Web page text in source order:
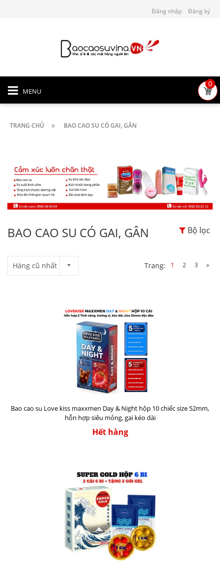
Đăng nhập Đăng ký
MENU
0
TRANG CHỦ BAO CAO SU CÓ GAI, GÂN
BAO CAO SU CÓ GAI, GÂN Bộ lọc
Hàng cũ nhất Trang: 1 2 3 »
Bao cao su Love kiss maxxmen Day & Night hộp 10 chiếc size 52mm,
hỗn hợp siêu mỏng, gai kéo dài
Hết hàng